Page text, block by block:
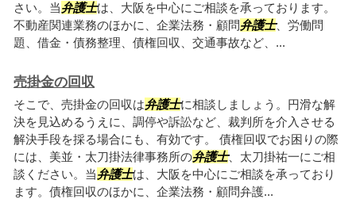
さい。当弁護士は、大阪を中心にご相談を承っております。
不動産関連業務のほかに、企業法務・顧問弁護士、労働問
題、借金・債務整理、債権回収、交通事故など、...
売掛金の回収
そこで、売掛金の回収は弁護士に相談しましょう。円滑な解
決を見込めるうえに、調停や訴訟など、裁判所を介入させる
解決手段を採る場合にも、有効です。 債権回収でお困りの際
には、美並・太刀掛法律事務所の弁護士、太刀掛祐一にご相
談ください。当弁護士は、大阪を中心にご相談を承っており
ます。債権回収のほかに、企業法務・顧問弁護...